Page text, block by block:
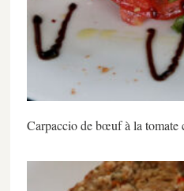
Carpaccio de bœuf à la